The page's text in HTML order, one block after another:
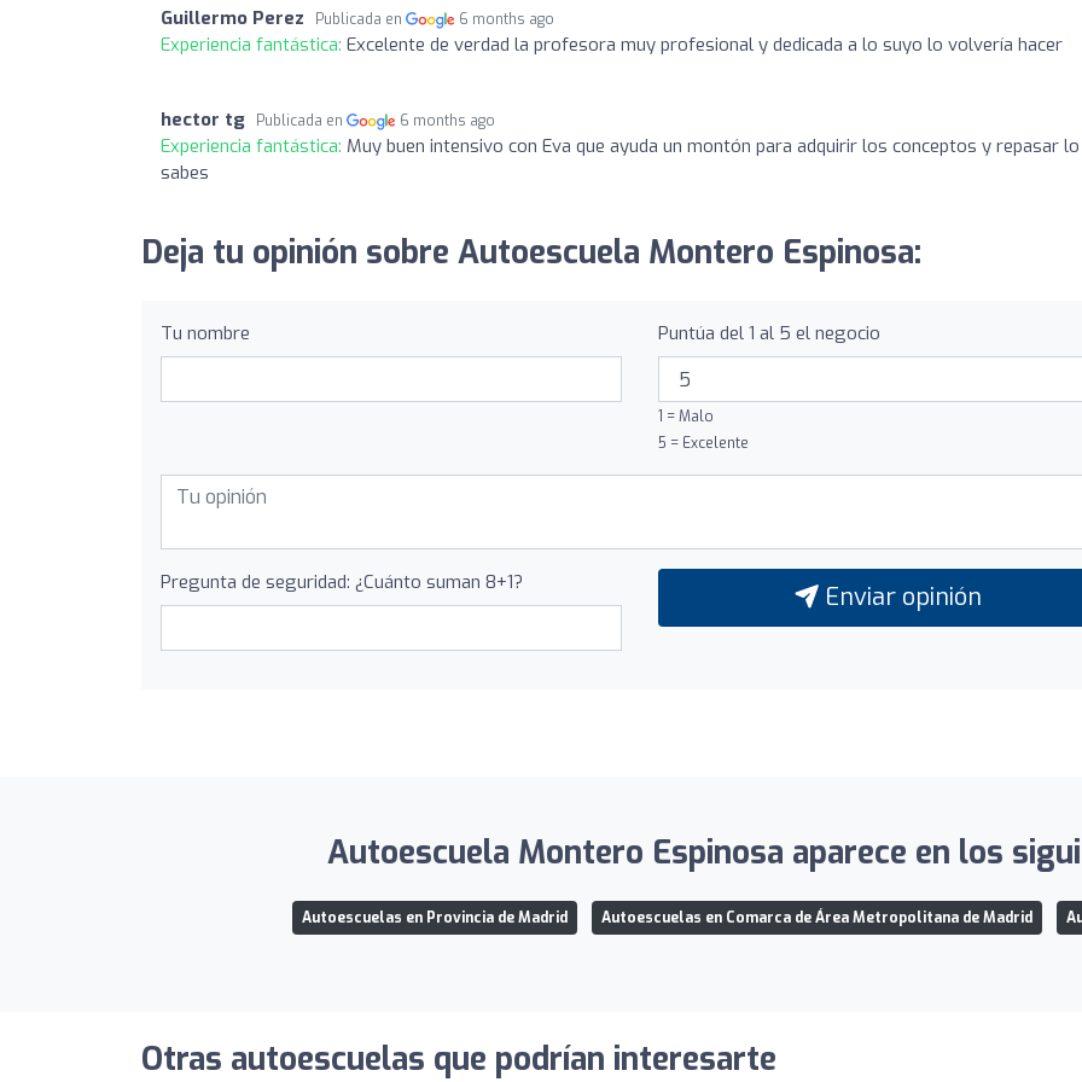
Guillermo Perez Publicada en 6 months ago
Experiencia fantástica: Excelente de verdad la profesora muy profesional y dedicada a lo suyo lo volvería hacer
hector tg Publicada en 6 months ago
Experiencia fantástica: Muy buen intensivo con Eva que ayuda un montón para adquirir los conceptos y repasar
sabes
Deja tu opinión sobre Autoescuela Montero Espinosa:
Tu nombre Puntúa del 1 al 5 el negocio
1 = Malo
5 = Excelente
Pregunta de seguridad: ¿Cuánto suman 8+1? Enviar opinión
Autoescuela Montero Espinosa aparece en los
Autoescuelas en Provincia de Madrid Autoescuelas en Comarca de Área Metropolitana de Madrid
Otras autoescuelas que podrían interesarte